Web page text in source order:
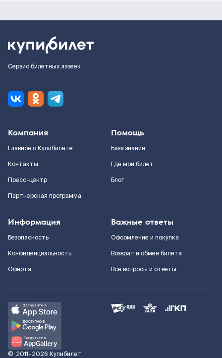
Сервис билетных лазеек
Компания
Главное о Купибилете
Контакты
Пресс-центр
Партнерская программа
Помощь
База знаний
Где мой билет
Блог
Информация
Безопасность
Конфиденциальность
Оферта
Важные ответы
Оформление и покупка
Возврат и обмен билета
Все вопросы и ответы
© 2011–2026 Купибилет